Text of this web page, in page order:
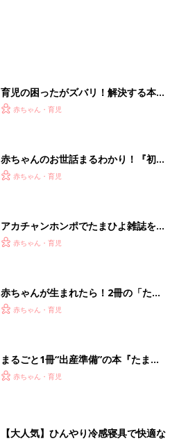
育児の困ったがズバリ！解決する本
『ひよこクラブ 秋号』 4カ月～2才
赤ちゃん・育児
赤ちゃんのお世話まるわかり！『初め
てのひよこクラブ 夏号』〈巻頭大特
赤ちゃん・育児
アカチャンホンポでたまひよ雑誌を買
うとポイント10倍【期間限定】
赤ちゃん・育児
赤ちゃんが生まれたら！2冊の「たま
ひよ」
赤ちゃん・育児
まるごと1冊“出産準備”の本『たまご
クラブ 夏号』〈スペシャル大特集〉
赤ちゃん・育児
【大人気】ひんやり冷感寝具で快適な